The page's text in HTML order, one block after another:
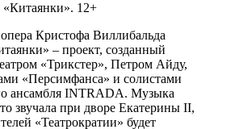
«Китаянки». 12+
Кристофа Виллибальда
– проект, созданный
«Трикстер», Петром Айду,
«Персимфанса» и солистами
ансамбля INTRADA. Музыка
звучала при дворе Екатерины II,
«Театрократии» будет